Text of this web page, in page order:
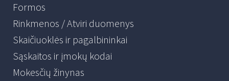
Formos
Rinkmenos / Atviri duomenys
Skaičiuoklės ir pagalbininkai
Sąskaitos ir įmokų kodai
Mokesčių žinynas